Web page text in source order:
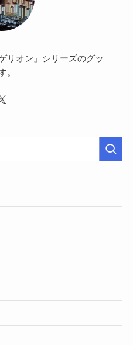
リオン』シリーズのグッ
。